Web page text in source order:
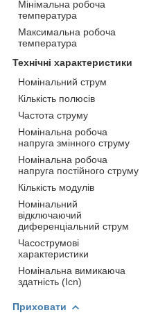
Мінімальна робоча
температура
Максимальна робоча
температура
Технічні характеристики
Номінальний струм
Кількість полюсів
Частота струму
Номінальна робоча
напруга змінного струму
Номінальна робоча
напруга постійного струму
Кількість модулів
Номінальний
відключаючий
диференціальний струм
Часострумові
характеристики
Номінальна вимикаюча
здатність (Icn)
Приховати